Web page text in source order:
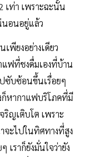
เท่า เพราะฉะนั้น
นอนอยู่แล้ว
พียงอย่างเดียว
แฟที่ชงดื่มเองที่บ้าน
ซับซ้อนขึ้นเรื่อยๆ
หากาแฟบริโภคที่มี
ญเติบโต เพราะ
ะไปในทิศทางที่สูง
เราก็ยังมั่นใจว่ายัง